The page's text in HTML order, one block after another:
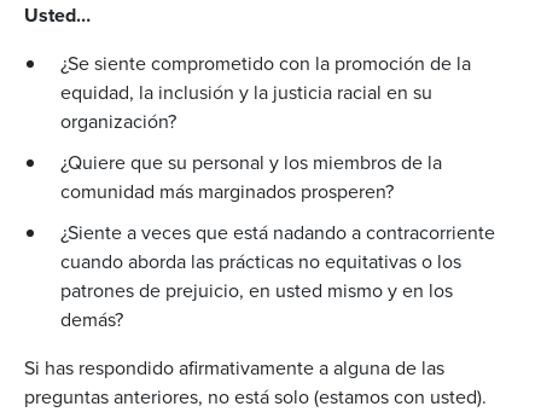
Usted…
¿Se siente comprometido con la promoción de la
equidad, la inclusión y la justicia racial en su
organización?
¿Quiere que su personal y los miembros de la
comunidad más marginados prosperen?
¿Siente a veces que está nadando a contracorriente
cuando aborda las prácticas no equitativas o los
patrones de prejuicio, en usted mismo y en los
demás?
Si has respondido afirmativamente a alguna de las
preguntas anteriores, no está solo (estamos con usted).